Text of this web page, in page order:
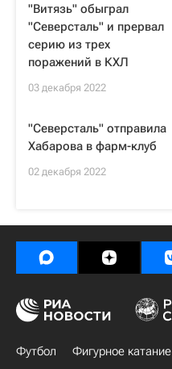
"Витязь" обыграл
"Северсталь" и прервал
серию из трех
поражений в КХЛ
03 декабря 2022
"Северсталь" отправила
Хабарова в фарм-клуб
02 декабря 2022
Футбол Фигурное катание